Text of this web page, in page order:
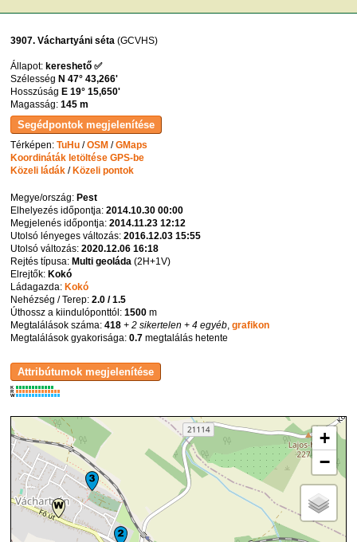
3907. Váchartyáni séta (GCVHS)
Állapot:kereshető ✅
SzélességN 47° 43,266'
HosszúságE 19° 15,650'
Magasság:145 m
Térképen:TuHu /OSM /GMaps
Koordináták letöltése GPS-be
Közeli ládák /Közeli pontok
Megye/ország:Pest
Elhelyezés időpontja:2014.10.30 00:00
Megjelenés időpontja:2014.11.23 12:12
Utolsó lényeges változás:2016.12.03 15:55
Utolsó változás:2020.12.06 16:18
Rejtés típusa:Multi geoláda (2H+1V)
Elrejtők:Kokó
Ládagazda:Kokó
Nehézség / Terep:2.0 / 1.5
Úthossz a kiindulóponttól:1500 m
Megtalálások száma:418 + 2 sikertelen + 4 egyéb ,grafikon
Megtalálások gyakorisága:0.7 megtalálás hetente
K
R
W
+
−